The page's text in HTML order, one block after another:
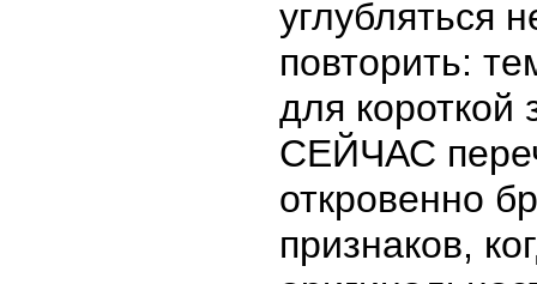
углубляться
повторить:
для
СЕЙЧАС
откровенно
признаков,